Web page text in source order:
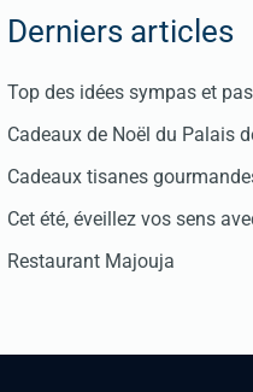
Derniers articles
Top des idées sympas et
Cadeaux de Noël du Palais
Cadeaux tisanes
Cet été, éveillez vos sens
Restaurant Majouja